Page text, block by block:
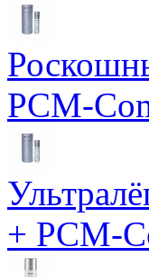
PCM-
+ PCM-